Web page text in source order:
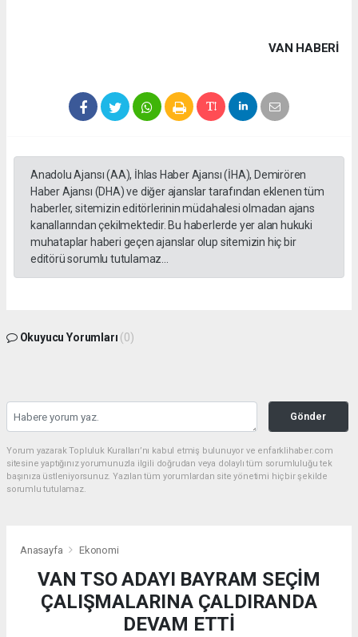
VAN HABERİ
Anadolu Ajansı (AA), İhlas Haber Ajansı (İHA), Demirören
Haber Ajansı (DHA) ve diğer ajanslar tarafından eklenen tüm
haberler, sitemizin editörlerinin müdahalesi olmadan ajans
kanallarından çekilmektedir. Bu haberlerde yer alan hukuki
muhataplar haberi geçen ajanslar olup sitemizin hiç bir
editörü sorumlu tutulamaz...
Okuyucu Yorumları (0)
Gönder
Yorum yazarak Topluluk Kuralları’nı kabul etmiş bulunuyor ve enfarklihaber.com
sitesine yaptığınız yorumunuzla ilgili doğrudan veya dolaylı tüm sorumluluğu tek
başınıza üstleniyorsunuz. Yazılan tüm yorumlardan site yönetimi hiçbir şekilde
sorumlu tutulamaz.
Anasayfa Ekonomi
VAN TSO ADAYI BAYRAM SEÇİM
ÇALIŞMALARINA ÇALDIRANDA
DEVAM ETTİ